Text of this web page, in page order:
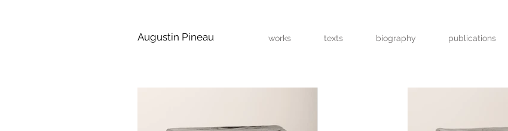
Augustin Pineau works texts biography publications